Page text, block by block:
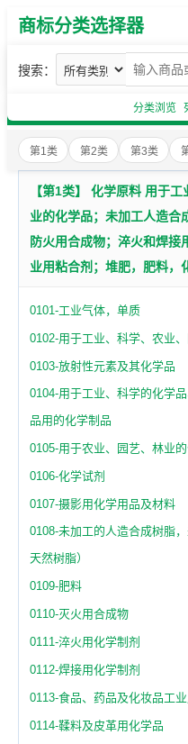
商标分类选择器
搜索：
分类浏览
第1类 第2类 第3类
【第1类】 化学原料 用于
业的化学品；未加工人造合
防火用合成物；淬火和焊接
业用粘合剂；堆肥，肥料，
0101-工业气体，单质
0102-用于工业、科学、农业
0103-放射性元素及其化学品
0104-用于工业、科学的化学
品用的化学制品
0105-用于农业、园艺、林业
0106-化学试剂
0107-摄影用化学用品及材料
0108-未加工的人造合成树脂
天然树脂）
0109-肥料
0110-灭火用合成物
0111-淬火用化学制剂
0112-焊接用化学制剂
0113-食品、药品及化妆品工
0114-鞣料及皮革用化学品